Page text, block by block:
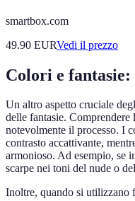
smartbox.com
49.90 EURVedi il prezzo
Colori e fantasie:
Un altro aspetto cruciale
delle fantasie.
notevolmente il processo. I
contrasto accattivante,
armonioso. Ad esempio, se
scarpe nei toni del nude o
Inoltre, quando si utilizzano